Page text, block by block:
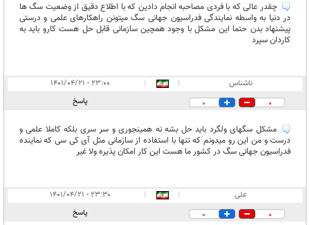
چقدر عالی که با فردی مصاحبه انجام دادین که با اطلاع دقیق از وضعیت سگ ها
در دنیا به واسطه نمایندگی فدراسیون جهانی سگ میتونن راهکارهای علمی و درستی
پیشنهاد بدن حتما این مشکل با وجود همچین سازمانی قابل حل هست کارو باید به
کاردان سپرد
ناشناس |
|
۲۳:۰۰ - ۱۴۰۱/۰۴/۲۱
0
0 پاسخ
مشکل سگهای ولگرد باید حل بشه نه همینجوری و سر سری بلکه کاملا علمی و
درست و من این رو میدونم که تنها با استفاده از سازمانی مثل آی کی سی که نماینده
فدراسیون جهانی سگ در کشور ما هست این کار امکان پذیره ولا غیر
علی |
|
۲۳:۳۰ - ۱۴۰۱/۰۴/۲۱
0
0 پاسخ